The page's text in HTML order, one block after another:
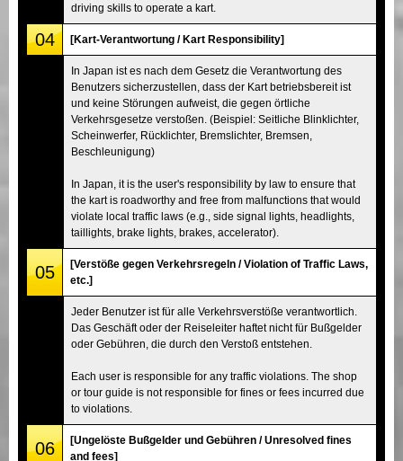
driving skills to operate a kart.
04 [Kart-Verantwortung / Kart Responsibility]
In Japan ist es nach dem Gesetz die Verantwortung des
Benutzers sicherzustellen, dass der Kart betriebsbereit ist
und keine Störungen aufweist, die gegen örtliche
Verkehrsgesetze verstoßen. (Beispiel: Seitliche Blinklichter,
Scheinwerfer, Rücklichter, Bremslichter, Bremsen,
Beschleunigung)
In Japan, it is the user's responsibility by law to ensure that
the kart is roadworthy and free from malfunctions that would
violate local traffic laws (e.g., side signal lights, headlights,
taillights, brake lights, brakes, accelerator).
05
[Verstöße gegen Verkehrsregeln / Violation of Traffic Laws,
etc.]
Jeder Benutzer ist für alle Verkehrsverstöße verantwortlich.
Das Geschäft oder der Reiseleiter haftet nicht für Bußgelder
oder Gebühren, die durch den Verstoß entstehen.
Each user is responsible for any traffic violations. The shop
or tour guide is not responsible for fines or fees incurred due
to violations.
06
[Ungelöste Bußgelder und Gebühren / Unresolved fines
and fees]